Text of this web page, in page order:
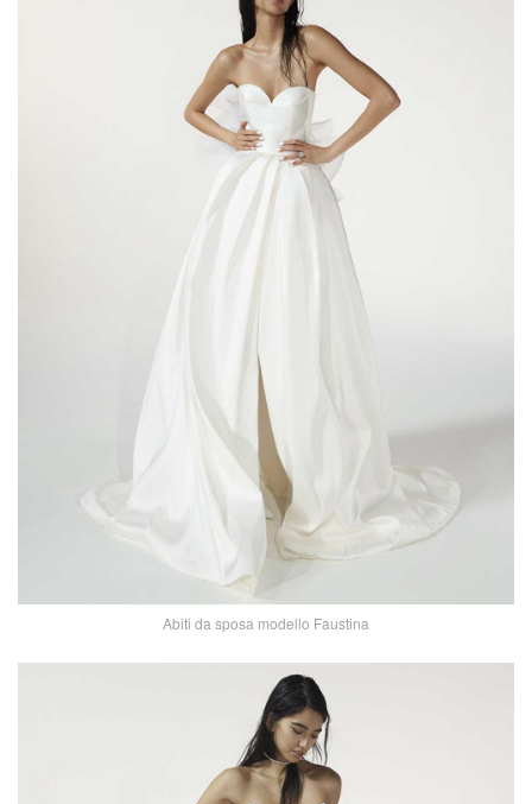
Abiti da sposa modello Faustina